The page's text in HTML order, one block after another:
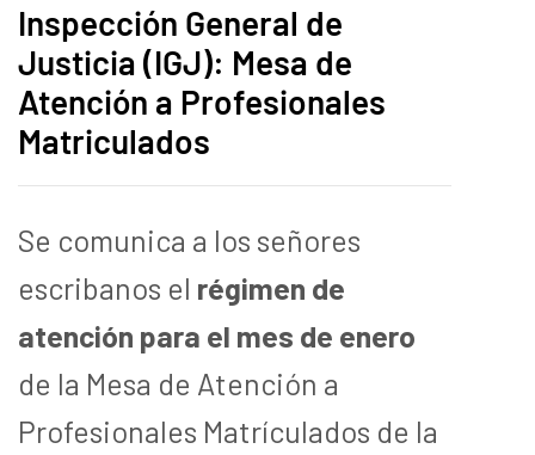
Inspección General de
Justicia (IGJ): Mesa de
Atención a Profesionales
Matriculados
Se comunica a los señores
escribanos el régimen de
atención para el mes de enero
de la Mesa de Atención a
Profesionales Matrículados de la